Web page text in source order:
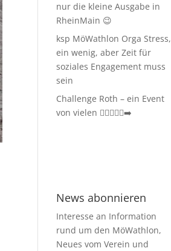
nur die kleine Ausgabe in
RheinMain 😉
ksp MöWathlon Orga Stress,
ein wenig, aber Zeit für
soziales Engagement muss
sein
Challenge Roth – ein Event
von vielen 🏊‍♀️🚴‍♂️🏃‍➡️
News abonnieren
Interesse an Information
rund um den MöWathlon,
Neues vom Verein und